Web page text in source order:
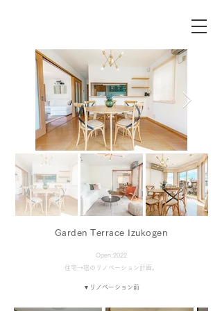
​Garden Terrace Izukogen
Open:2022
住宅→宿のリノベーション計画。
​▼リノベーション前